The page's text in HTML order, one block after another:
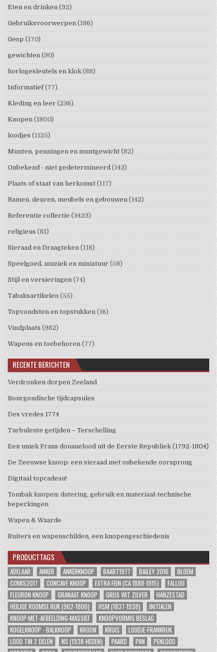
Eten en drinken (92)
Gebruiksvoorwerpen (186)
Gesp (170)
gewichten (90)
horlogesleutels en klok (88)
Informatief (77)
Kleding en leer (236)
Knopen (1800)
loodjes (1125)
Munten, penningen en muntgewicht (82)
Onbekend - niet gedetermineerd (142)
Plaats of staat van herkomst (117)
Ramen, deuren, meubels en gebouwen (142)
Referentie collectie (3423)
religieus (81)
Sieraad en Draagteken (118)
Speelgoed, muziek en miniatuur (58)
Stijl en versieringen (74)
Tabaksartikelen (55)
Topvondsten en topstukken (16)
Vindplaats (982)
Wapens en toebehoren (77)
RECENTE BERICHTEN
Verdronken dorpen Zeeland
Bourgondische tijdcapsules
Des vredes 1774
Turbulente getijden – Terschelling
Een uniek Frans douanelood uit de Eerste Republiek (1792-1804)
De Zeeuwse knoop: een sieraad met onbekende oorsprong
Digitaal topcadeau!
Tombak knopen: datering, gebruik en materiaal-technische
beperkingen
Wapen & Waarde
Ruiters en wapenschilden, een knopengeschiedenis
PRODUCTTAGS
ADELAAR ANKER ANKERKNOOP BAART1977 BAILEY 2016
BLOEM
COMIS2017
CONCAVE KNOOP EXTRA FEIN (CA 1888-1915)
FALLOU
FLEURON KNOOP
GRANAAT KNOOP GRIJS WIT ZILVER
HANZESTAD
HEILIGE ROOMSE RIJK (962-1806)
HSM (1837-1938)
INITIALEN
KNOOP-MET-AFBEELDING-MASSIEF
KNOOPVORMIG BESLAG
KOGELKNOOP - BALKNOOP
KROON KRUIS
LOODJE-FRANKRIJK
LOOD TIN 2 DELEN
NS (1938-HEDEN) PAARD PAN
PENLOOD